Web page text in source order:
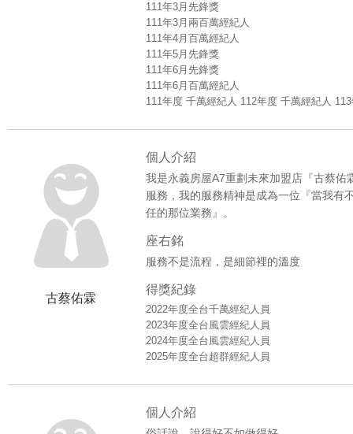
111年3月先鋒獎
111年3月兩百萬經紀人
111年4月百萬經紀人
111年5月先鋒獎
111年6月先鋒獎
111年6月百萬經紀人
111年度 千萬經紀人 112年度 千萬經紀人
個人介紹
我是永義房屋A7重劃未來加盟店『古蔡
服務，我的服務精神是成為一位『當我有
任的那位業務』。
座右銘
服務不是流程，是細節裡的溫度
得獎紀錄
2022年度全台千萬經紀人員
2023年度全台風雲經紀人員
2024年度全台風雲經紀人員
2025年度全台超群經紀人員
古蔡佑霖
個人介紹